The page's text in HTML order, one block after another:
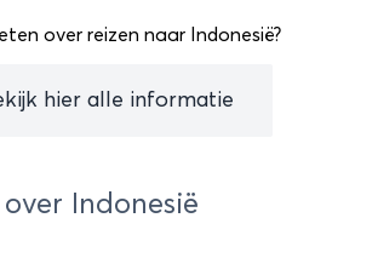
over reizen naar Indonesië?
hier alle informatie
Indonesië